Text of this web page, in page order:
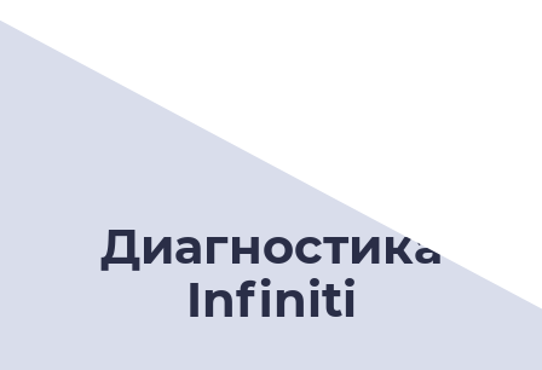
Диагностика
Infiniti